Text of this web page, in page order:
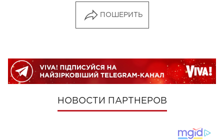
ПОШЕРИТЬ
НОВОСТИ ПАРТНЕРОВ